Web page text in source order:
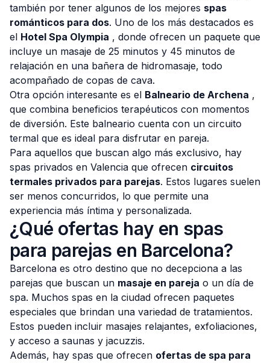
también por tener algunos de los mejores spas
románticos para dos. Uno de los más destacados es
el Hotel Spa Olympia , donde ofrecen un paquete que
incluye un masaje de 25 minutos y 45 minutos de
relajación en una bañera de hidromasaje, todo
acompañado de copas de cava.
Otra opción interesante es el Balneario de Archena ,
que combina beneficios terapéuticos con momentos
de diversión. Este balneario cuenta con un circuito
termal que es ideal para disfrutar en pareja.
Para aquellos que buscan algo más exclusivo, hay
spas privados en Valencia que ofrecen circuitos
termales privados para parejas. Estos lugares suelen
ser menos concurridos, lo que permite una
experiencia más íntima y personalizada.
¿Qué ofertas hay en spas
para parejas en Barcelona?
Barcelona es otro destino que no decepciona a las
parejas que buscan un masaje en pareja o un día de
spa. Muchos spas en la ciudad ofrecen paquetes
especiales que brindan una variedad de tratamientos.
Estos pueden incluir masajes relajantes, exfoliaciones,
y acceso a saunas y jacuzzis.
Además, hay spas que ofrecen ofertas de spa para